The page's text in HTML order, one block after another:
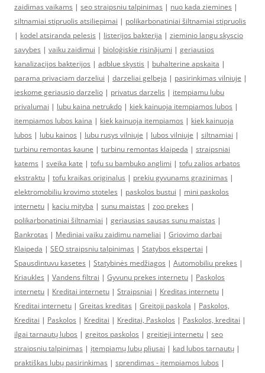
zaidimas vaikams | seo straipsniu talpinimas | nuo kada ziemines |
siltnamiai stipruolis atsiliepimai | polikarbonatiniai šiltnamiai stipruolis
| kodel atsiranda pelesis | listerijos bakterija | zieminio langu skyscio
savybes | vaiku zaidimui | bioloģiskie risinājumi | geriausios
kanalizacijos bakterijos | adblue skystis | buhalterine apskaita |
parama privaciam darzeliui | darzeliai gelbeja | pasirinkimas vilniuje |
ieskome geriausio darzelio | privatus darzelis | itempiamu lubu
privalumai | lubu kaina netrukdo | kiek kainuoja itempiamos lubos |
itempiamos lubos kaina | kiek kainuoja itempiamos | kiek kainuoja
lubos | lubu kainos | lubu rusys vilniuje | lubos vilniuje | siltnamiai |
turbinu remontas kaune | turbinu remontas klaipeda | straipsniai
katems | sveika kate | tofu su bambuko anglimi | tofu zalios arbatos
ekstraktu | tofu kraikas originalus | prekiu gyvunams grazinimas |
elektromobiliu krovimo stoteles | paskolos bustui | mini paskolos
internetu | kaciu mityba | sunu maistas | zoo prekes |
polikarbonatiniai šiltnamiai | geriausias sausas sunu maistas |
Bankrotas | Mediniai vaiku zaidimu nameliai | Griovimo darbai
Klaipeda | SEO straipsniu talpinimas | Statybos ekspertai |
Spausdintuvu kasetes | Statybinės medžiagos | Automobiliu prekes |
Kriaukles | Vandens filtrai | Gyvunu prekes internetu | Paskolos
internetu | Kreditai internetu | Straipsniai | Kreditas internetu |
Kreditai internetu | Greitas kreditas | Greitoji paskola | Paskolos,
Kreditai | Paskolos | Kreditai | Kreditai, Paskolos | Paskolos, kreditai |
ilgai tarnautų lubos | greitos paskolos | greitieji internetu | seo
straipsniu talpinimas | įtempiamų lubų pliusai | kad lubos tarnautų |
praktiškas lubų pasirinkimas | sprendimas - įtempiamos lubos |